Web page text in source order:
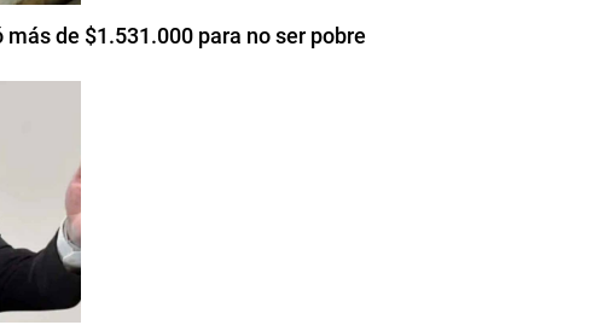
de $1.531.000 para no ser pobre